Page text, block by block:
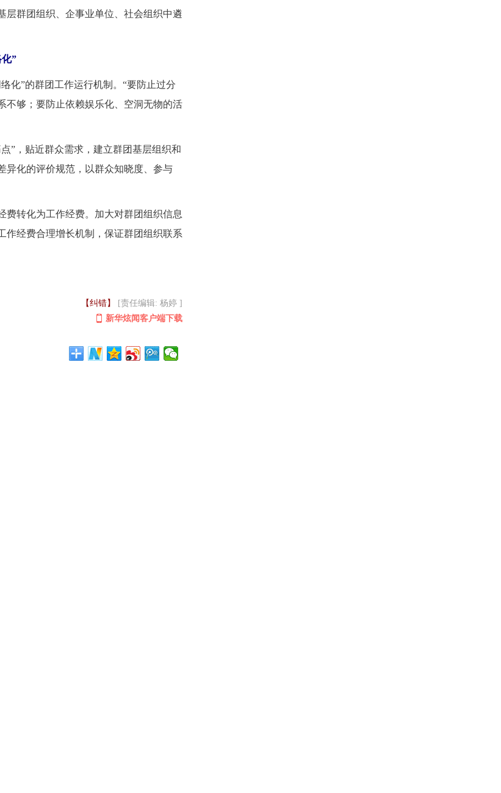
层群团组织、企事业单位、社会组织中遴
”
”的群团工作运行机制。“要防止过分
不够；要防止依赖娱乐化、空洞无物的活
，贴近群众需求，建立群团基层组织和
异化的评价规范，以群众知晓度、参与
转化为工作经费。加大对群团组织信息
作经费合理增长机制，保证群团组织联系
【纠错】
[责任编辑: 杨婷 ]
新华炫闻客户端下载